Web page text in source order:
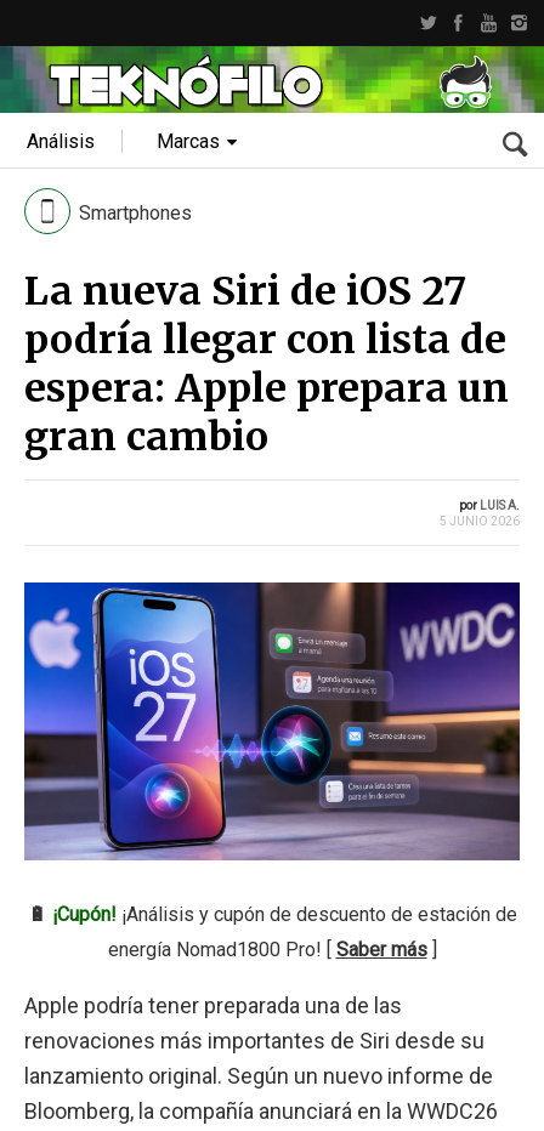
Análisis Marcas
Smartphones
La nueva Siri de iOS 27
podría llegar con lista de
espera: Apple prepara un
gran cambio
por LUIS A.
5 JUNIO 2026
🔋 ¡Cupón! ¡Análisis y cupón de descuento de estación de
energía Nomad1800 Pro! [ Saber más]
Apple podría tener preparada una de las
renovaciones más importantes de Siri desde su
lanzamiento original. Según un nuevo informe de
Bloomberg, la compañía anunciará en la WWDC26